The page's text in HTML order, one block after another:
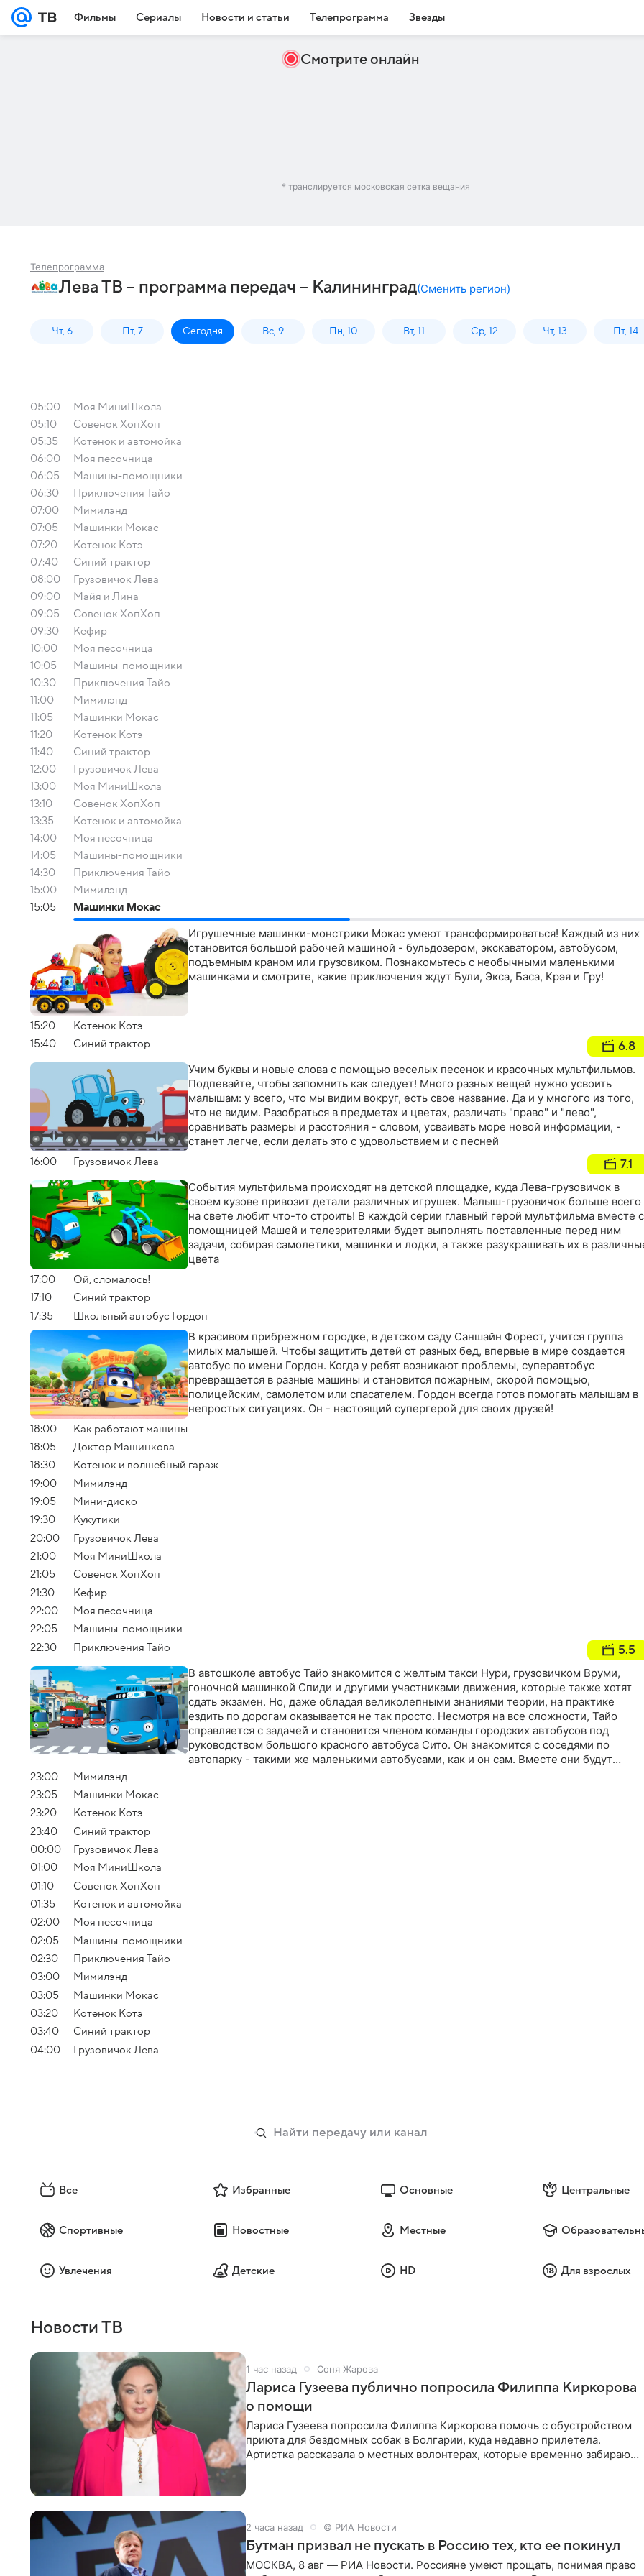
Фильмы Сериалы Новости и статьи Телепрограмма Звезды
Смотрите онлайн
* транслируется московская сетка вещания
Телепрограмма
Лева ТВ – программа передач – Калининград(Сменить регион)
Чт, 6 Пт, 7 Сегодня Вс, 9 Пн, 10 Вт, 11 Ср, 12 Чт, 13 Пт, 14
05:00
Моя МиниШкола
05:10
Совенок ХопХоп
05:35
Котенок и автомойка
06:00
Моя песочница
06:05
Машины-помощники
06:30
Приключения Тайо
07:00
Мимилэнд
07:05
Машинки Мокас
07:20
Котенок Котэ
07:40
Синий трактор
08:00
Грузовичок Лева
09:00
Майя и Лина
09:05
Совенок ХопХоп
09:30
Кефир
10:00
Моя песочница
10:05
Машины-помощники
10:30
Приключения Тайо
11:00
Мимилэнд
11:05
Машинки Мокас
11:20
Котенок Котэ
11:40
Синий трактор
12:00
Грузовичок Лева
13:00
Моя МиниШкола
13:10
Совенок ХопХоп
13:35
Котенок и автомойка
14:00
Моя песочница
14:05
Машины-помощники
14:30
Приключения Тайо
15:00
Мимилэнд
15:05
Машинки Мокас
Игрушечные машинки-монстрики Мокас умеют трансформироваться! Каждый из них
становится большой рабочей машиной - бульдозером, экскаватором, автобусом,
подъемным краном или грузовиком. Познакомьтесь с необычными маленькими
машинками и смотрите, какие приключения ждут Були, Экса, Баса, Крэя и Гру!
15:20
Котенок Котэ
15:40
Синий трактор 6.8
Учим буквы и новые слова с помощью веселых песенок и красочных мультфильмов.
Подпевайте, чтобы запомнить как следует! Много разных вещей нужно усвоить
малышам: у всего, что мы видим вокруг, есть свое название. Да и у многого из того,
что не видим. Разобраться в предметах и цветах, различать "право" и "лево",
сравнивать размеры и расстояния - словом, усваивать море новой информации, -
станет легче, если делать это с удовольствием и с песней
16:00 Грузовичок Лева 7.1
События мультфильма происходят на детской площадке, куда Лева-грузовичок в
своем кузове привозит детали различных игрушек. Малыш-грузовичок больше всего
на свете любит что-то строить! В каждой серии главный герой мультфильма вместе с
помощницей Машей и телезрителями будет выполнять поставленные перед ним
задачи, собирая самолетики, машинки и лодки, а также разукрашивать их в
цвета
17:00
Ой, сломалось!
17:10
Синий трактор
17:35
Школьный автобус Гордон
В красивом прибрежном городке, в детском саду Саншайн Форест, учится группа
милых малышей. Чтобы защитить детей от разных бед, впервые в мире создается
автобус по имени Гордон. Когда у ребят возникают проблемы, суперавтобус
превращается в разные машины и становится пожарным, скорой помощью,
полицейским, самолетом или спасателем. Гордон всегда готов помогать малышам в
непростых ситуациях. Он - настоящий супергерой для своих друзей!
18:00
Как работают машины
18:05
Доктор Машинкова
18:30
Котенок и волшебный гараж
19:00
Мимилэнд
19:05
Мини-диско
19:30
Кукутики
20:00
Грузовичок Лева
21:00
Моя МиниШкола
21:05
Совенок ХопХоп
21:30
Кефир
22:00
Моя песочница
22:05
Машины-помощники
22:30
Приключения Тайо 5.5
В автошколе автобус Тайо знакомится с желтым такси Нури, грузовичком Вруми,
гоночной машинкой Спиди и другими участниками движения, которые также хотят
сдать экзамен. Но, даже обладая великолепными знаниями теории, на практике
ездить по дорогам оказывается не так просто. Несмотря на все сложности, Тайо
справляется с задачей и становится членом команды городских автобусов под
руководством большого красного автобуса Сито. Он знакомится с соседями по
автопарку - такими же маленькими автобусами, как и он сам. Вместе они будут
23:00
Мимилэнд
23:05
Машинки Мокас
23:20
Котенок Котэ
23:40
Синий трактор
00:00
Грузовичок Лева
01:00
Моя МиниШкола
01:10
Совенок ХопХоп
01:35
Котенок и автомойка
02:00
Моя песочница
02:05
Машины-помощники
02:30
Приключения Тайо
03:00
Мимилэнд
03:05
Машинки Мокас
03:20
Котенок Котэ
03:40
Синий трактор
04:00
Грузовичок Лева
Все Избранные Основные Центральные
Спортивные Новостные Местные
Увлечения Детские HD Для взрослых
Новости ТВ
1 час назад Соня Жарова
Лариса Гузеева публично попросила Филиппа Киркорова
о помощи
Лариса Гузеева попросила Филиппа Киркорова помочь с обустройством
приюта для бездомных собак в Болгарии, куда недавно прилетела.
Артистка рассказала о местных волонтерах, которые временно забирают
2 часа назад © РИА Новости
Бутман призвал не пускать в Россию тех, кто ее покинул
МОСКВА, 8 авг — РИА Новости. Россияне умеют прощать, понимая право